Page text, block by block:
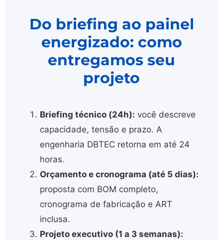
Do briefing ao painel
energizado: como
entregamos seu
projeto
Briefing técnico (24h): você descreve
capacidade, tensão e prazo. A
engenharia DBTEC retorna em até 24
horas.
Orçamento e cronograma (até 5 dias):
proposta com BOM completo,
cronograma de fabricação e ART
inclusa.
Projeto executivo (1 a 3 semanas):